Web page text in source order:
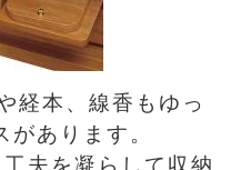
経本、線香もゆっ
があります。
夫を凝らして収納